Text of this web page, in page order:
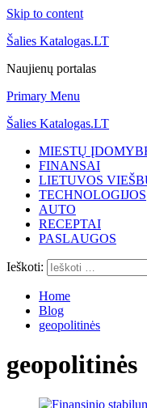
Skip to content
Šalies Katalogas.LT
Naujienų portalas
Primary Menu
Šalies Katalogas.LT
MIESTŲ
FINANSAI
LIETUVOS
TECHNOLOGIJOS
AUTO
RECEPTAI
PASLAUGOS
Ieškoti:
Home
Blog
geopolitinės
geopolitinės